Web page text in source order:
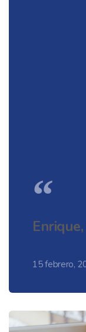
“
15 febrero,